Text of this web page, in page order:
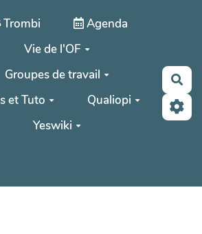
Trombi
Agenda
Vie de l'OF
Groupes de travail
et Tuto
Qualiopi
Yeswiki